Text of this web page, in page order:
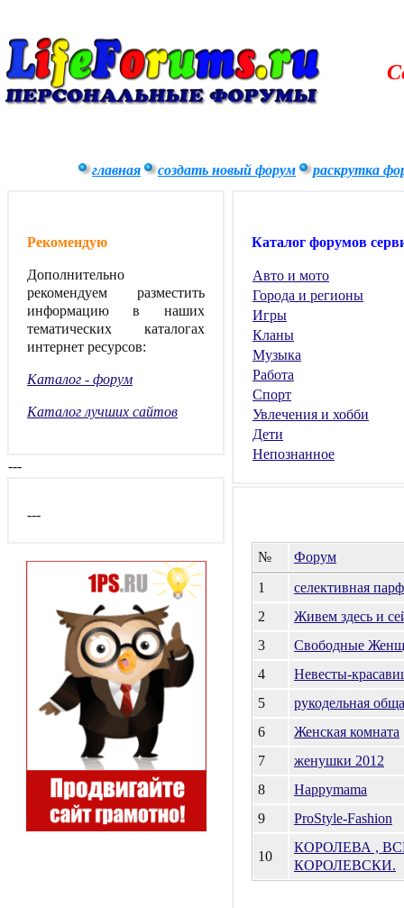
главная создать новый форум раскрутка
Рекомендую
Дополнительно
рекомендуем разместить
информацию в наших
тематических каталогах
интернет ресурсов:
Каталог - форум
Каталог лучших сайтов
---
---
Каталог форумов
Авто и мото
Города и регионы
Игры
Кланы
Музыка
Работа
Спорт
Увлечения и хобби
Дети
Непознанное
№
Форум
1
селективная
2
Живем здесь и
3
Свободные
4
Невесты-
5
рукодельная
6
Женская комната
7
женушки 2012
8
Happymama
9
ProStyle-Fashion
10
КОРОЛЕВА ,
КОРОЛЕВСКИ.